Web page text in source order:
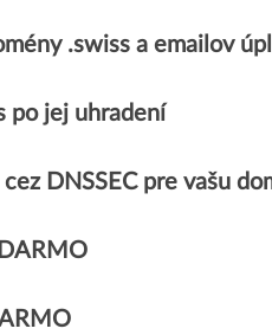
.swiss a emailov
po jej uhradení
DNSSEC pre vašu